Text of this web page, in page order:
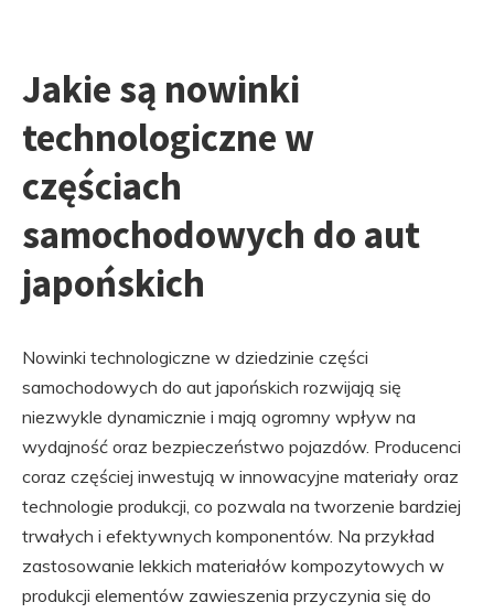
Jakie są nowinki
technologiczne w
częściach
samochodowych do aut
japońskich
Nowinki technologiczne w dziedzinie części
samochodowych do aut japońskich rozwijają się
niezwykle dynamicznie i mają ogromny wpływ na
wydajność oraz bezpieczeństwo pojazdów. Producenci
coraz częściej inwestują w innowacyjne materiały oraz
technologie produkcji, co pozwala na tworzenie bardziej
trwałych i efektywnych komponentów. Na przykład
zastosowanie lekkich materiałów kompozytowych w
produkcji elementów zawieszenia przyczynia się do